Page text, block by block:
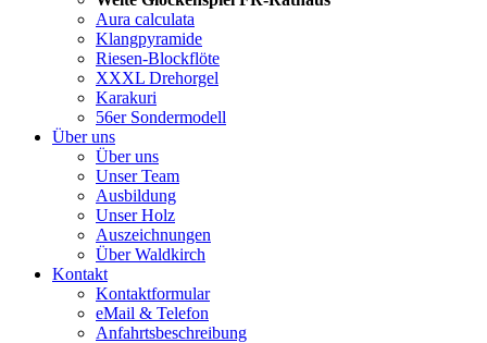
Aura calculata
Klangpyramide
Riesen-Blockflöte
XXXL Drehorgel
Karakuri
56er Sondermodell
Über uns
Über uns
Unser Team
Ausbildung
Unser Holz
Auszeichnungen
Über Waldkirch
Kontakt
Kontaktformular
eMail & Telefon
Anfahrtsbeschreibung